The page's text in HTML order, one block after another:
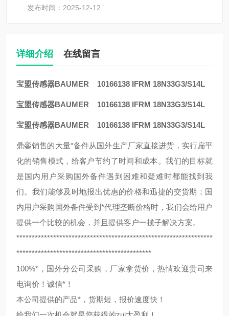
发布时间：2025-12-12
详细介绍 在线留言
宝盟传感器BAUMER 10166138 IFRM 18N33G3/S14L
宝盟传感器BAUMER 10166138 IFRM 18N33G3/S14L
宝盟传感器BAUMER 10166138 IFRM 18N33G3/S14L
鼎銮销售的大量*备件从国外生产厂家直接进货，实行扁平
化的销售模式，给客户节约了时间和成本。我们的目标就
是国内用户采购国外备件遇到困难和疑难时都能找到我
们。我们能够及时地报出优惠的价格和迅捷的交货期；国
内用户采购国外备件受到*代理垄断价格时，我们会给用户
提供一个比较的机会，并且提供客户一揽子解决方案。
****************************************************************
********************************************
100%*，国外分公司采购，厂家拿货价，热情欢迎贵司来
电询价！诚信*！
本公司提供的产品*，货期短，报价速度快！